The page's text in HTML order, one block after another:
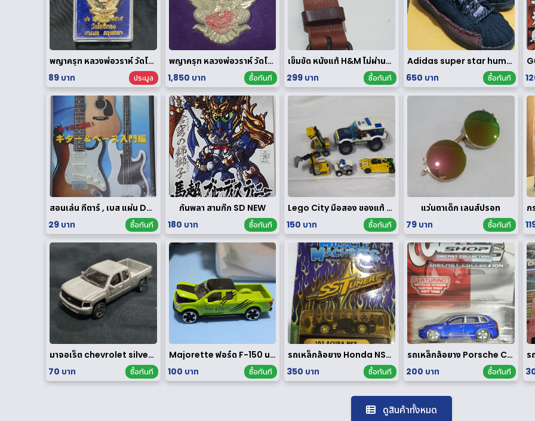
พญาครุฑ หลวงพ่อวราห์ วัดโพธิทอง กฐินพระราชทาน ปี 2564 เนื้อกะไหล่ทอง
89 บาท
ประมูล
พญาครุฑ หลวงพ่อวราห์ วัดโพธิทอง มหาบารมี2 เนื้อสัมฤทธิ์เงิน
1,850 บาท
ซื้อทันที
เข็มขัด หนังแท้ H&M ไม่ผ่านการใช้งาน
299 บาท
ซื้อทันที
Adidas super star human race limited edition
650 บาท
ซื้อทันที
สอนเล่น กีตาร์ , เบส แผ่น DVD
29 บาท
ซื้อทันที
กันพลา สามก๊ก SD NEW
180 บาท
ซื้อทันที
Lego City มือสอง ของแท้ ได้ทั้งหมดตามรูป
150 บาท
ซื้อทันที
แว่นตาเด็ก เลนส์ปรอท
79 บาท
ซื้อทันที
มาจอเร็ต chevrolet silverado
70 บาท
ซื้อทันที
Majorette ฟอร์ด F-150 นอกแพค
100 บาท
ซื้อทันที
รถเหล็กล้อยาง Honda NSX 1/64 ของ rare
350 บาท
ซื้อทันที
รถเหล็กล้อยาง Porsche Cayenne Turbo 1/64
200 บาท
ซื้อทันที
ดูสินค้าทั้งหมด